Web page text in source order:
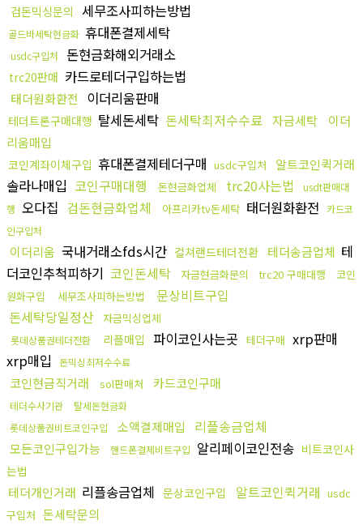
검돈믹싱문의 세무조사피하는방법
골드바세탁현금화 휴대폰결제세탁
usdc구입처 돈현금화해외거래소
trc20판매 카드로테더구입하는법
태더원화환전 이더리움판매
테더트론구매대행 탈세돈세탁 돈세탁최저수수료 자금세탁
이더
리움매입
코인계좌이체구입 휴대폰결제테더구매 usdc구입처 알트코인퀵거래
솔라나매입 코인구매대행 돈현금화업체 trc20사는법
usdt판매대
행 오다집 검돈현금화업체 아프리카tv돈세탁 태더원화환전 카드코
인구입처
이더리움 국내거래소fds시간 컬쳐랜드테더전환 테더송금업체 테
더코인추척피하기 코인돈세탁 자금현금화문의 trc20 구매대행
코인
원화구입
세무조사피하는방법
문상비트구입
돈세탁당일정산
자금믹싱업체
롯데상품권테더전환 리플매입 파이코인사는곳 테더구매 xrp판매
xrp매입
돈믹싱최저수수료
코인현금직거래 sol판매처 카드코인구매
테더수사기관
탈세돈현금화
롯데상품권비트코인구입
소액결제매입 리플송금업체
모든코인구입가능 핸드폰결제비트구입 알리페이코인전송 비트코인사
는법
테더개인거래 리플송금업체 문상코인구입 알트코인퀵거래 usdc
구입처 돈세탁문의